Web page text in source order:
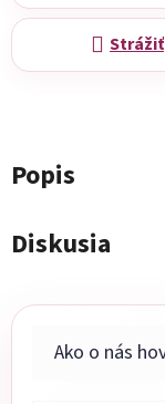
Strážiť
Popis
Diskusia